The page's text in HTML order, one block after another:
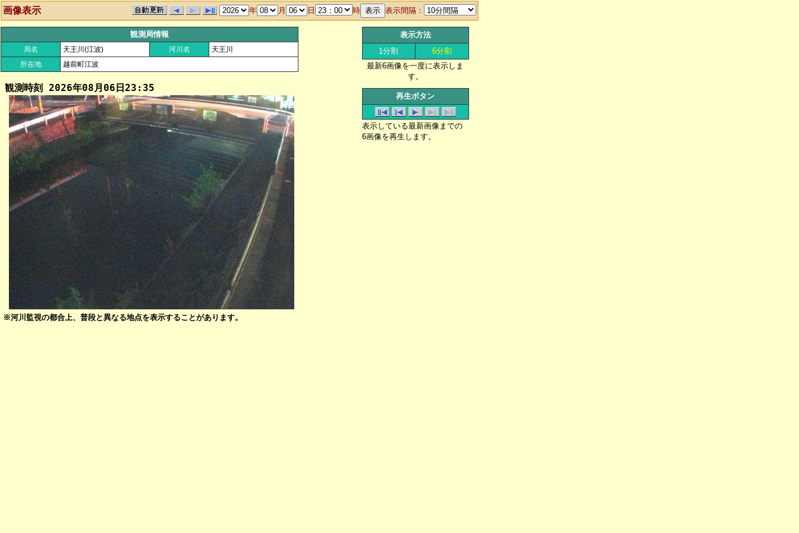
画像表示 年 月 日 時 表示間隔：
観測局情報
局名 天王川(江波) 河川名
天王川
所在地
越前町江波
表示方法
1分割
6分割
最新6画像を一度に表示しま
す。
再生ボタン
表示している最新画像までの
6画像を再生します。
観測時刻 2026年08月06日23:35
※河川監視の都合上、普段と異なる地点を表示することがあります。